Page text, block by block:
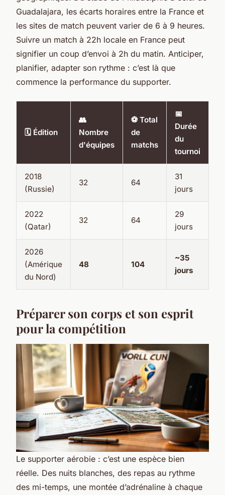
Guadalajara, les écarts horaires entre la France et
les sites de match peuvent varier de 6 à 9 heures.
Suivre un match à 22h locale en France peut
signifier un coup d’envoi à 2h du matin. Anticiper,
planifier, adapter son rythme : c’est là que
commence la performance du supporter.
🗓️ Édition
👥
Nombre
d'équipes
⚽ Total
de
matchs
📅
Durée
du
tournoi
2018
(Russie)
32 64
31
jours
2022
(Qatar)
32 64
29
jours
2026
(Amérique
du Nord)
48 104
~35
jours
Préparer son corps et son esprit
pour la compétition
Le supporter aérobie : c’est une espèce bien
réelle. Des nuits blanches, des repas au rythme
des mi-temps, une montée d’adrénaline à chaque